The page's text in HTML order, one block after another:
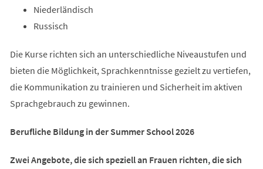
Niederländisch
Russisch
Die Kurse richten sich an unterschiedliche Niveaustufen und
bieten die Möglichkeit, Sprachkenntnisse gezielt zu vertiefen,
die Kommunikation zu trainieren und Sicherheit im aktiven
Sprachgebrauch zu gewinnen.
Berufliche Bildung in der Summer School 2026
Zwei Angebote, die sich speziell an Frauen richten, die sich